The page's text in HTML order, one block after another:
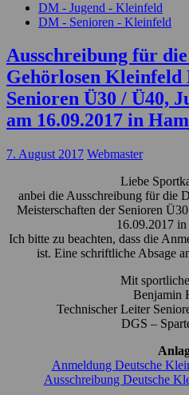
DM - Jugend - Kleinfeld
DM - Senioren - Kleinfeld
Ausschreibung für die
Gehörlosen Kleinfeld
Senioren Ü30 / Ü40,
am 16.09.2017 in
7. August 2017 Webmaster
Liebe
anbei die Ausschreibung für die
Meisterschaften der Senioren
16.09.2017
Ich bitte zu beachten, dass die
ist. Eine schriftliche Absage
Mit
Benjamin
Technischer Leiter
DGS –
Anmeldung Deutsche
Ausschreibung Deutsche